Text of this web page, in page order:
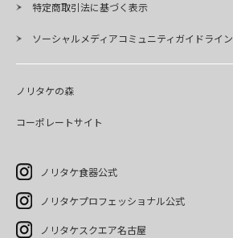
特定商取引法に基づく表示
ソーシャルメディアコミュニティガイドライン
ノリタケの森
コーポレートサイト
ノリタケ食器公式
ノリタケプロフェッショナル公式
ノリタケスクエア名古屋